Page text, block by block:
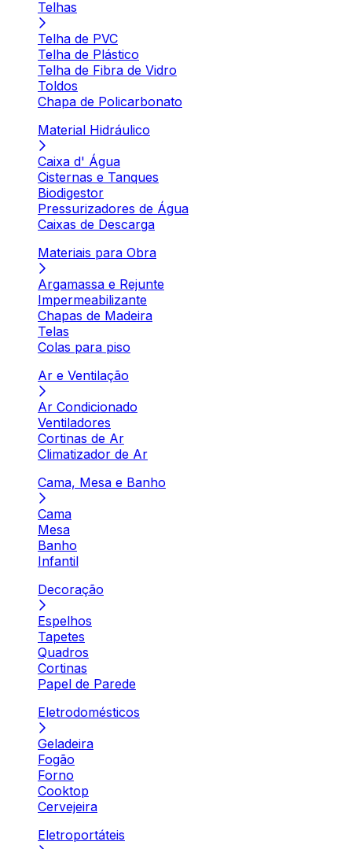
Telhas
Telha de PVC
Telha de Plástico
Telha de Fibra de Vidro
Toldos
Chapa de Policarbonato
Material Hidráulico
Caixa d' Água
Cisternas e Tanques
Biodigestor
Pressurizadores de Água
Caixas de Descarga
Materiais para Obra
Argamassa e Rejunte
Impermeabilizante
Chapas de Madeira
Telas
Colas para piso
Ar e Ventilação
Ar Condicionado
Ventiladores
Cortinas de Ar
Climatizador de Ar
Cama, Mesa e Banho
Cama
Mesa
Banho
Infantil
Decoração
Espelhos
Tapetes
Quadros
Cortinas
Papel de Parede
Eletrodomésticos
Geladeira
Fogão
Forno
Cooktop
Cervejeira
Eletroportáteis